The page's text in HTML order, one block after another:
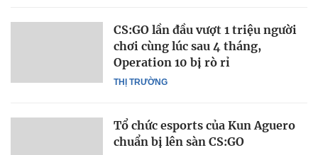
THỊ TRƯỜNG
CS:GO lần đầu vượt 1 triệu người
chơi cùng lúc sau 4 tháng,
Operation 10 bị rò rỉ
Tổ chức esports của Kun Aguero
chuẩn bị lên sàn CS:GO